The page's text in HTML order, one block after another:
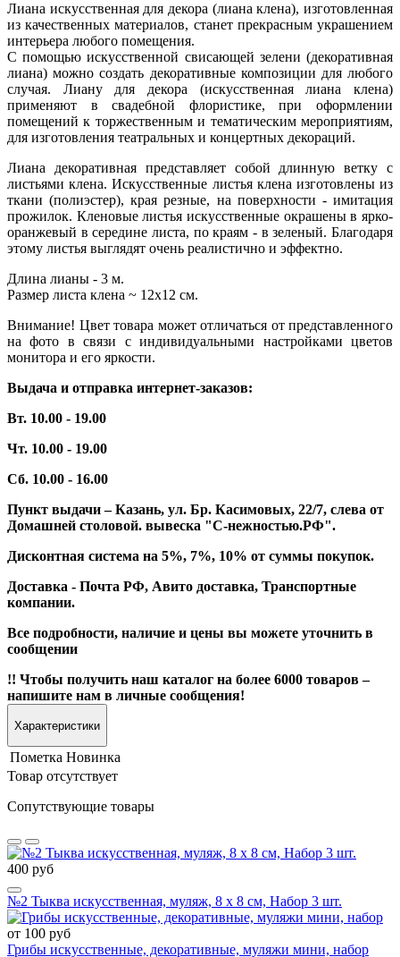
Лиана искусственная для декора (лиана клена), изготовленная
из качественных материалов, станет прекрасным украшением
интерьера любого помещения.
С помощью искусственной свисающей зелени (декоративная
лиана) можно создать декоративные композиции для любого
случая. Лиану для декора (искусственная лиана клена)
применяют в свадебной флористике, при оформлении
помещений к торжественным и тематическим мероприятиям,
для изготовления театральных и концертных декораций.
Лиана декоративная представляет собой длинную ветку с
листьями клена. Искусственные листья клена изготовлены из
ткани (полиэстер), края резные, на поверхности - имитация
прожилок. Кленовые листья искусственные окрашены в ярко-
оранжевый в середине листа, по краям - в зеленый. Благодаря
этому листья выглядят очень реалистично и эффектно.
Длина лианы - 3 м.
Размер листа клена ~ 12х12 см.
Внимание! Цвет товара может отличаться от представленного
на фото в связи с индивидуальными настройками цветов
монитора и его яркости.
Выдача и отправка интернет-заказов:
Вт. 10.00 - 19.00
Чт. 10.00 - 19.00
Сб. 10.00 - 16.00
Пункт выдачи – Казань, ул. Бр. Касимовых, 22/7, слева от
Домашней столовой. вывеска "С-нежностью.РФ".
Дисконтная система на 5%, 7%, 10% от суммы покупок.
Доставка - Почта РФ, Авито доставка, Транспортные
компании.
Все подробности, наличие и цены вы можете уточнить в
сообщении
!! Чтобы получить наш каталог на более 6000 товаров –
напишите нам в личные сообщения!
Характеристики
Пометка Новинка
Товар отсутствует
Сопутствующие товары
400 руб
№2 Тыква искусственная, муляж, 8 х 8 см, Набор 3 шт.
от 100 руб
Грибы искусственные, декоративные, муляжи мини, набор